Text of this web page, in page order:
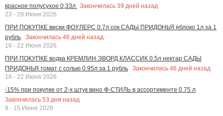
красное полусухое 0,33л Закончилась 39 дней назад
23 - 29 Июня 2026
ПРИ ПОКУПКЕ виски ФОУЛЕРС 0.7л сок САДЫ ПРИДОНЬЯ яблоко 1л за 1
рубль
Закончилась 46 дней назад
16 - 22 Июня 2026
ПРИ ПОКУПКЕ водка КРЕМЛИН ЭВОРД КЛАССИК 0.5л нектар САДЫ
ПРИДОНЬЯ томат с солью 0.95л за 1 рубль
Закончилась 46 дней назад
16 - 22 Июня 2026
-15% при покупке от 2-х штук вино Ф-СТИЛЬ в ассортименте 0.75 л
Закончилась 53 дня назад
9 - 15 Июня 2026